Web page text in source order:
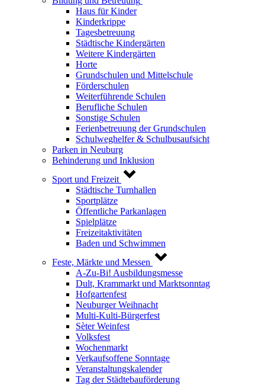
Haus für Kinder
Kinderkrippe
Tagesbetreuung
Städtische Kindergärten
Weitere Kindergärten
Horte
Grundschulen und Mittelschule
Förderschulen
Weiterführende Schulen
Berufliche Schulen
Sonstige Schulen
Ferienbetreuung der Grundschulen
Schulweghelfer & Schulbusaufsicht
Parken in Neuburg
Behinderung und Inklusion
Sport und Freizeit
Städtische Turnhallen
Sportplätze
Öffentliche Parkanlagen
Spielplätze
Freizeitaktivitäten
Baden und Schwimmen
Feste, Märkte und Messen
A-Zu-Bi! Ausbildungsmesse
Dult, Krammarkt und Marktsonntag
Hofgartenfest
Neuburger Weihnacht
Multi-Kulti-Bürgerfest
Sèter Weinfest
Volksfest
Wochenmarkt
Verkaufsoffene Sonntage
Veranstaltungskalender
Tag der Städtebauförderung